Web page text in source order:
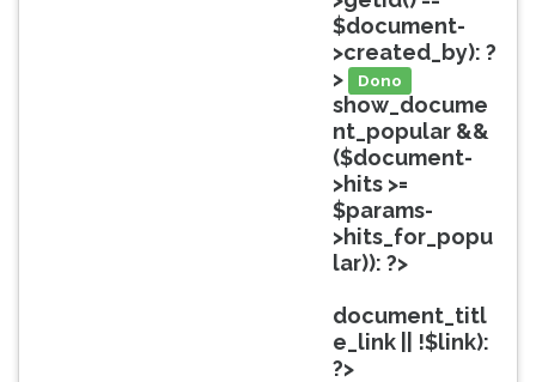
$document-
>created_by): ?
>
Dono
show_docume
nt_popular &&
($document-
>hits >=
$params-
>hits_for_popu
lar)): ?>
document_titl
e_link || !$link):
?>